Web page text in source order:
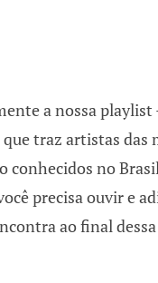
a nossa
que traz artistas das
conhecidos no
precisa ouvir e
ao final